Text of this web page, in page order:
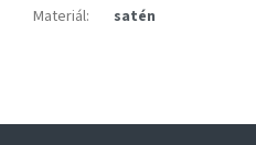
Materiál: satén